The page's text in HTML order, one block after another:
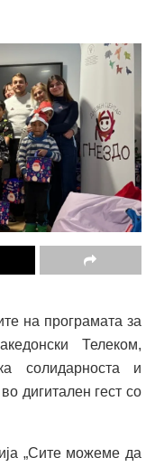
на програмата за
Телеком,
солидарноста и
дигитален гест со
„Сите можеме да